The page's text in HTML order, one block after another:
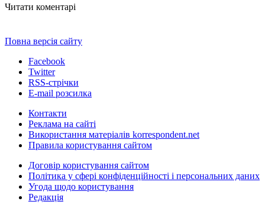
Читати коментарі
Повна версія сайту
Facebook
Twitter
RSS-стрічки
E-mail розсилка
Контакти
Реклама на сайті
Використання матеріалів korrespondent.net
Правила користування сайтом
Договір користування сайтом
Політика у сфері конфіденційності і персональних даних
Угода щодо користування
Редакція